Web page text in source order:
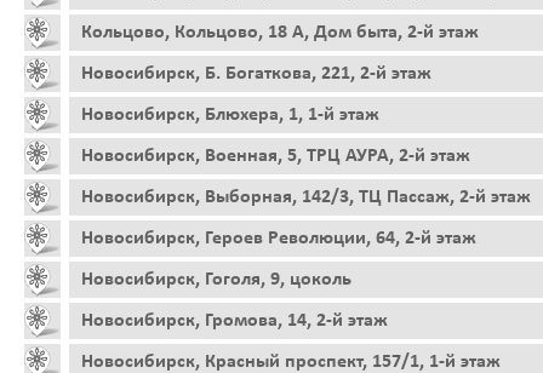
Кольцово, Кольцово, 18 А, Дом быта, 2-й этаж
Новосибирск, Б. Богаткова, 221, 2-й этаж
Новосибирск, Блюхера, 1, 1-й этаж
Новосибирск, Военная, 5, ТРЦ АУРА, 2-й этаж
Новосибирск, Выборная, 142/3, ТЦ Пассаж, 2-й этаж
Новосибирск, Героев Революции, 64, 2-й этаж
Новосибирск, Гоголя, 9, цоколь
Новосибирск, Громова, 14, 2-й этаж
Новосибирск, Красный проспект, 157/1, 1-й этаж